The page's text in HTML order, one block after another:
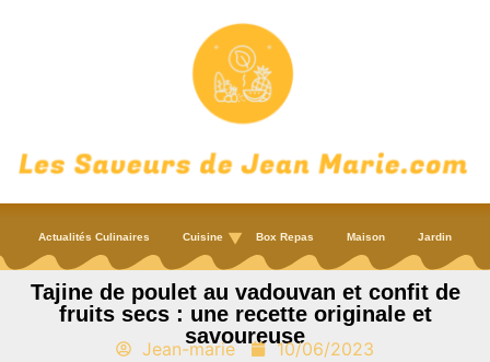
Actualités Culinaires Cuisine Box Repas Maison Jardin
Tajine de poulet au vadouvan et confit de
fruits secs : une recette originale et
savoureuse
Jean-marie 10/06/2023